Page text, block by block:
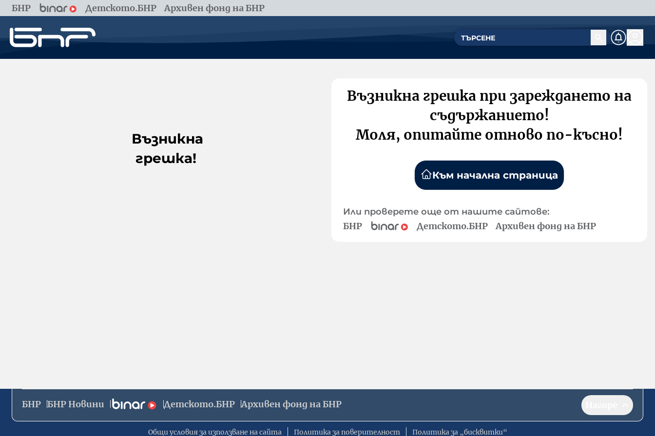
БНР Детското.БНР Архивен фонд на БНР
Възникна
грешка!
Възникна грешка при зареждането на
съдържанието!
Моля, опитайте отново по-късно!
Към начална страница
Или проверете още от нашите сайтове:
БНР Детското.БНР Архивен фонд на БНР
БНР БНР Новини Детското.БНР Архивен фонд на БНР
Общи условия за използване на сайта Политика за поверителност Политика за „бисквитки“